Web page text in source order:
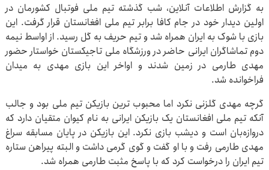
به گزارش اطلاعات آنلاین، شب گذشته تیم ملی فوتبال کشورمان در
اولین دیدار خود در جام کافا برابر تیم ملی افغانستان قرار گرفت. این
بازی با شوک به ایران همراه شد و تیم حریف به گل رسید. از اواسط نیمه
دوم تماشاگران ایرانی حاضر در ورزشگاه ملی تاجیکستان خواستار حضور
مهدی طارمی در زمین شدند و اواخر این بازی مهدی به میدان
فراخوانده شد.
گرچه مهدی گلزنی نکرد اما محبوب ترین بازیکن تیم ملی بود و جالب
آنکه تیم ملی افغانستان یک بازیکن ایرانی به نام کیوان متقیان دارد که
دروازه‌بان است و دیشب بازی نکرد. این بازیکن در پایان مسابقه سراغ
مهدی طارمی رفت و با او گفت و گوی گرمی داشت و البته پیراهن ستاره
تیم ایران را درخواست کرد که با پاسخ مثبت طارمی همراه شد.